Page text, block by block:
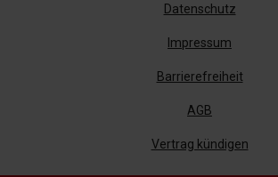
Datenschutz
Impressum
Barrierefreiheit
AGB
Vertrag kündigen